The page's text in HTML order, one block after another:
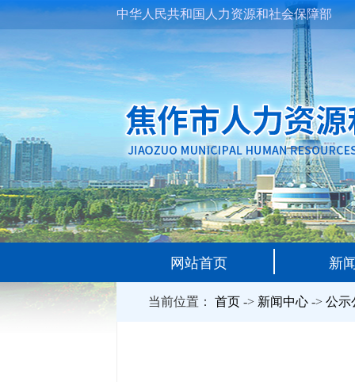
中华人民共和国人力资源和社会保障部
网站首页 新
当前位置： 首页-> 新闻中心-> 公示